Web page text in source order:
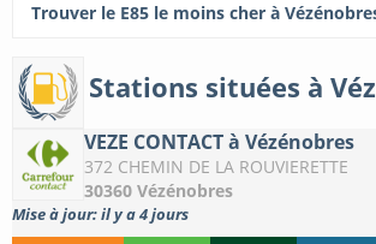
Trouver le E85 le moins cher à
Stations situées à
VEZE CONTACT à Vézénobres
372 CHEMIN DE LA ROUVIERETTE
30360 Vézénobres
Mise à jour: il y a 4 jours